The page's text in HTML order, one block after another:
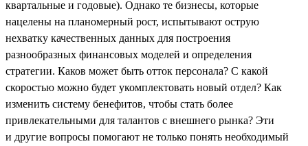
квартальные и годовые). Однако те бизнесы, которые
нацелены на планомерный рост, испытывают острую
нехватку качественных данных для построения
разнообразных финансовых моделей и определения
стратегии. Каков может быть отток персонала? С какой
скоростью можно будет укомплектовать новый отдел? Как
изменить систему бенефитов, чтобы стать более
привлекательными для талантов с внешнего рынка? Эти
и другие вопросы помогают не только понять необходимый